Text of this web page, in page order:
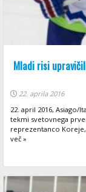
Mladi risi
22. aprila 2016
22. april 2016, Asiago/
tekmi svetovnega
reprezentanco
več »